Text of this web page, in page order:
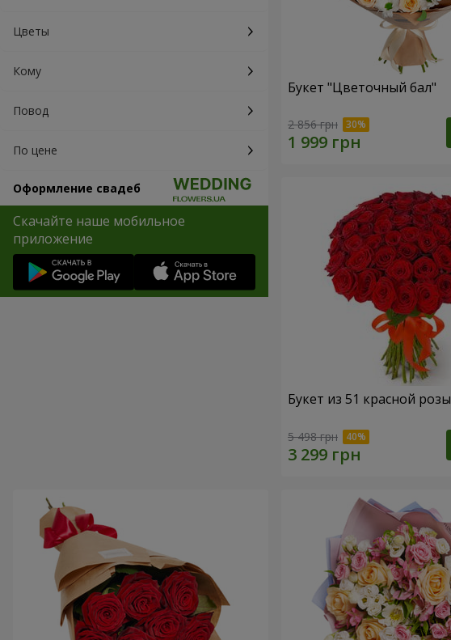
Цветы
Кому
Повод
По цене
Оформление свадеб
Скачайте наше мобильное
приложение
Букет "Цветочный бал"
2 856 грн
Букет из 51 красной розы
5 498 грн